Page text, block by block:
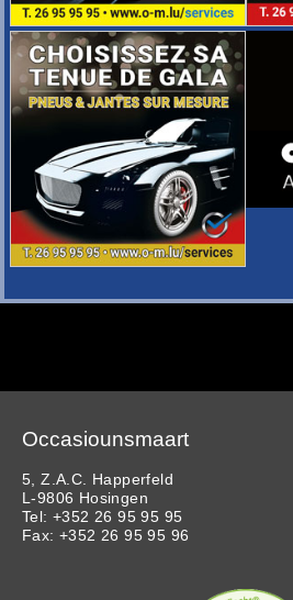
Occasiounsmaart
5, Z.A.C. Happerfeld
L-9806 Hosingen
Tel: +352 26 95 95 95
Fax: +352 26 95 95 96